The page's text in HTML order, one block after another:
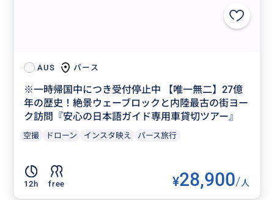
AUS パース
※一時帰国中につき受付停止中 【唯一無二】27億
年の歴史！絶景ウェーブロックと内陸最古の街ヨー
ク訪問『安心の日本語ガイド専用車貸切ツアー』
空撮 ドローン インスタ映え パース旅行
12h free ¥28,900/人